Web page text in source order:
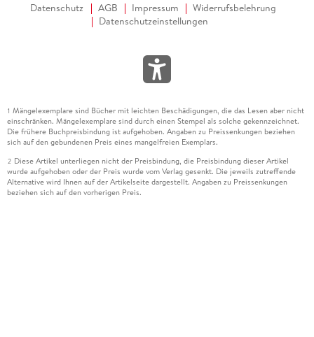
Datenschutz AGB Impressum
Widerrufsbelehrung
Datenschutzeinstellungen
1 Mängelexemplare sind Bücher mit leichten Beschädigungen, die das Lesen aber nicht
einschränken. Mängelexemplare sind durch einen Stempel als solche gekennzeichnet.
Die frühere Buchpreisbindung ist aufgehoben. Angaben zu Preissenkungen beziehen
sich auf den gebundenen Preis eines mangelfreien Exemplars.
2 Diese Artikel unterliegen nicht der Preisbindung, die Preisbindung dieser Artikel
wurde aufgehoben oder der Preis wurde vom Verlag gesenkt. Die jeweils zutreffende
Alternative wird Ihnen auf der Artikelseite dargestellt. Angaben zu Preissenkungen
beziehen sich auf den vorherigen Preis.